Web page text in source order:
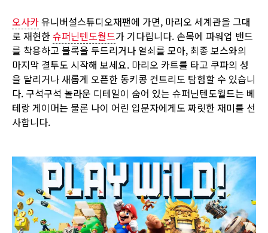
오사카유니버설스튜디오재팬에 가면, 마리오 세계관을 그대
로 재현한슈퍼닌텐도월드가 기다립니다. 손목에 파워업 밴드
를 착용하고 블록을 두드리거나 열쇠를 모아, 최종 보스와의
마지막 결투도 시작해 보세요. 마리오 카트를 타고 쿠파의 성
을 달리거나 새롭게 오픈한 동키콩 컨트리도 탐험할 수 있습니
다. 구석구석 놀라운 디테일이 숨어 있는 슈퍼닌텐도월드는 베
테랑 게이머는 물론 나이 어린 입문자에게도 짜릿한 재미를 선
사합니다.